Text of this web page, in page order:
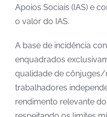
Apoios Sociais (IAS) e
o valor do IAS.
A base de incidência
enquadrados
qualidade de
trabalhadores
rendimento relevante